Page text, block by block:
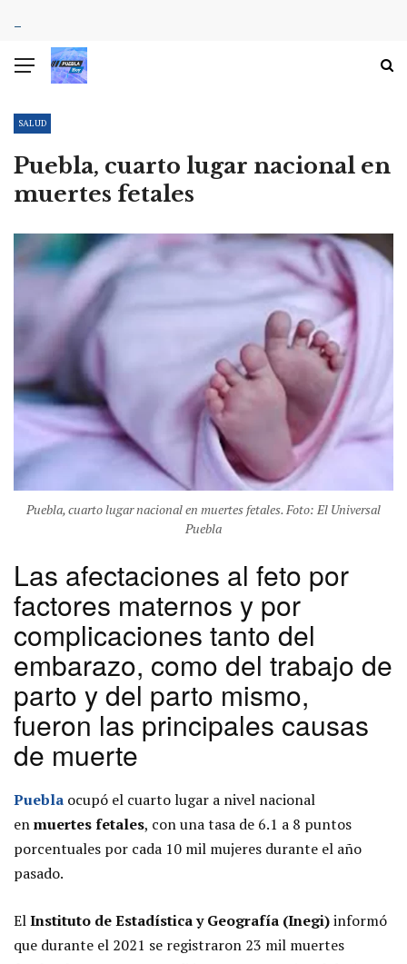
SALUD
Puebla, cuarto lugar nacional en
muertes fetales
Puebla, cuarto lugar nacional en muertes fetales. Foto: El Universal
Puebla
Las afectaciones al feto por
factores maternos y por
complicaciones tanto del
embarazo, como del trabajo de
parto y del parto mismo,
fueron las principales causas
de muerte
Puebla ocupó el cuarto lugar a nivel nacional
enmuertes fetales, con una tasa de 6.1 a 8 puntos
porcentuales por cada 10 mil mujeres durante el año
pasado.
ElInstituto de Estadística y Geografía (Inegi)informó
que durante el 2021 se registraron 23 mil muertes